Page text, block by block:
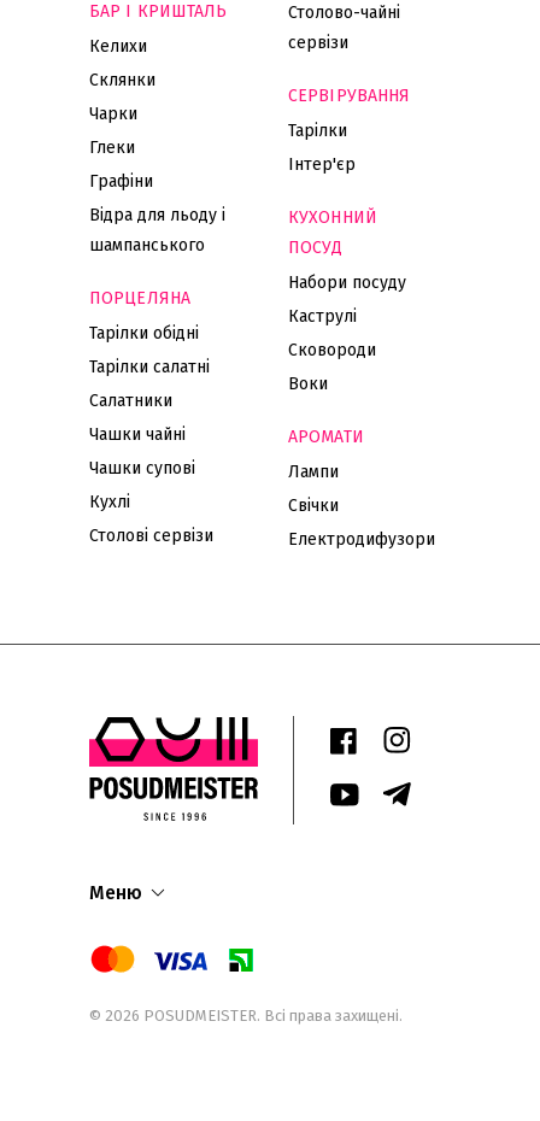
БАР І КРИШТАЛЬ
Келихи
Склянки
Чарки
Глеки
Графіни
Відра для льоду і
шампанського
ПОРЦЕЛЯНА
Тарілки обідні
Тарілки салатні
Салатники
Чашки чайні
Чашки супові
Кухлі
Столові сервізи
Столово-чайні
сервізи
СЕРВІРУВАННЯ
Тарілки
Інтер'єр
КУХОННИЙ
ПОСУД
Набори посуду
Каструлі
Сковороди
Воки
АРОМАТИ
Лампи
Свічки
Електродифузори
Меню
© 2026 POSUDMEISTER. Всі права захищені.